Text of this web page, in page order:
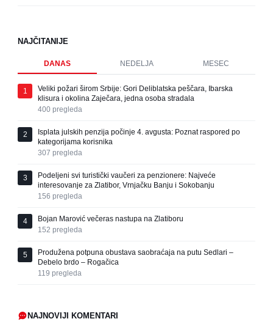
NAJČITANIJE
DANAS NEDELJA MESEC
1
Veliki požari širom Srbije: Gori Deliblatska peščara, Ibarska
klisura i okolina Zaječara, jedna osoba stradala
400 pregleda
2
Isplata julskih penzija počinje 4. avgusta: Poznat raspored po
kategorijama korisnika
307 pregleda
3
Podeljeni svi turistički vaučeri za penzionere: Najveće
interesovanje za Zlatibor, Vrnjačku Banju i Sokobanju
156 pregleda
4
Bojan Marović večeras nastupa na Zlatiboru
152 pregleda
5
Produžena potpuna obustava saobraćaja na putu Sedlari –
Debelo brdo – Rogačica
119 pregleda
NAJNOVIJI KOMENTARI